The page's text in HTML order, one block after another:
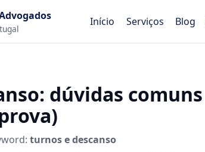
Início Serviços Blog
dúvidas comuns
turnos e descanso